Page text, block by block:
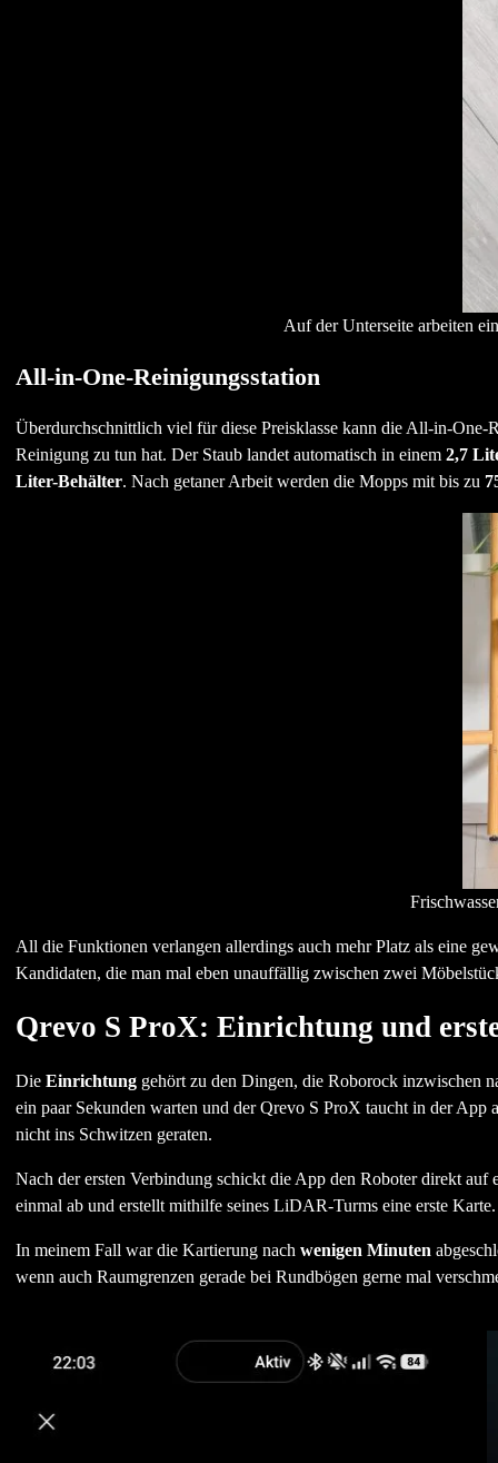
Auf der Unterseite arbeiten
All-in-One-Reinigungsstation
Überdurchschnittlich viel für diese Preisklasse kann die All-in-
Reinigung zu tun hat. Der Staub landet automatisch in einem 2,7
Liter-Behälter. Nach getaner Arbeit werden die Mopps mit bis zu
All die Funktionen verlangen allerdings auch mehr Platz als eine
Kandidaten, die man mal eben unauffällig zwischen zwei
Qrevo S ProX: Einrichtung und
Die Einrichtunggehört zu den Dingen, die Roborock inzwischen
ein paar Sekunden warten und der Qrevo S ProX taucht in der
nicht ins Schwitzen geraten.
Nach der ersten Verbindung schickt die App den Roboter direkt auf
einmal ab und erstellt mithilfe seines LiDAR-Turms eine erste Karte.
In meinem Fall war die Kartierung nach wenigen Minuten
wenn auch Raumgrenzen gerade bei Rundbögen gerne mal